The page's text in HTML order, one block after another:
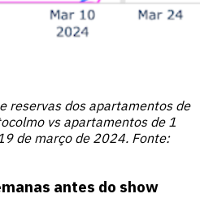
reservas dos apartamentos de
vs apartamentos de 1
de março de 2024. Fonte:
antes do show